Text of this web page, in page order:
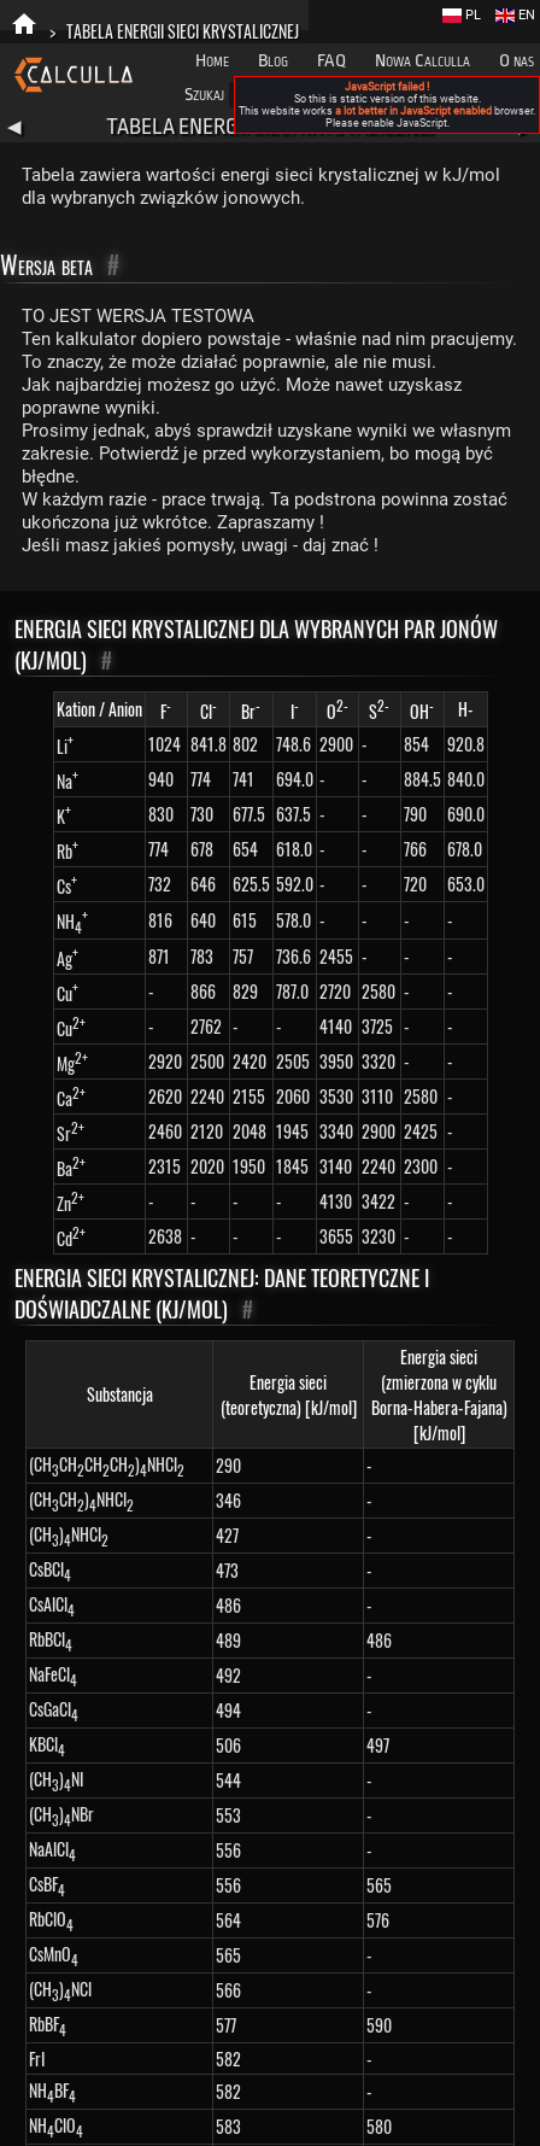
> TABELA ENERGII SIECI KRYSTALICZNEJ
Home Blog FAQ Nowa Calculla
O nas
Szukaj
Kategorie
EN
PL
◀ TABELA ENERGII SIECI KRYSTALICZNEJ
Tabela zawiera wartości energi sieci krystalicznej w kJ/mol
dla wybranych związków jonowych.
Wersja beta #
TO JEST WERSJA TESTOWA
Ten kalkulator dopiero powstaje - właśnie nad nim pracujemy.
To znaczy, że może działać poprawnie, ale nie musi.
Jak najbardziej możesz go użyć. Może nawet uzyskasz
poprawne wyniki.
Prosimy jednak, abyś sprawdził uzyskane wyniki we własnym
zakresie. Potwierdź je przed wykorzystaniem, bo mogą być
błędne.
W każdym razie - prace trwają. Ta podstrona powinna zostać
ukończona już wkrótce. Zapraszamy !
Jeśli masz jakieś pomysły, uwagi - daj znać !
ENERGIA SIECI KRYSTALICZNEJ DLA WYBRANYCH PAR JONÓW
(KJ/MOL) #
Kation / Anion F- Cl- Br- I- O2- S2- OH-
H-
Li+ 1024 841.8 802 748.6 2900 - 854
920.8
Na+ 940 774 741 694.0 - - 884.5 840.0
K+ 830 730 677.5 637.5 - - 790
690.0
Rb+ 774 678 654 618.0 - - 766
678.0
Cs+ 732 646 625.5 592.0 - - 720
653.0
NH4
+ 816 640 615 578.0 - - -
-
Ag+ 871 783 757 736.6 2455 - -
-
Cu+ - 866 829 787.0 2720 2580 -
-
Cu2+ - 2762 - - 4140 3725 -
-
Mg2+ 2920 2500 2420 2505 3950 3320 -
-
Ca2+ 2620 2240 2155 2060 3530 3110 2580 -
Sr2+ 2460 2120 2048 1945 3340 2900 2425 -
Ba2+ 2315 2020 1950 1845 3140 2240 2300 -
Zn2+ - - - - 4130 3422 -
-
Cd2+ 2638 - - - 3655 3230 - -
ENERGIA SIECI KRYSTALICZNEJ: DANE TEORETYCZNE I
DOŚWIADCZALNE (KJ/MOL) #
Substancja
Energia sieci
(teoretyczna) [kJ/mol]
Energia sieci
(zmierzona w cyklu
Borna-Habera-Fajana)
[kJ/mol]
(CH3CH2CH2CH2)4NHCl2 290
-
(CH3CH2)4NHCl2 346
-
(CH3)4NHCl2 427
-
CsBCl4 473
-
CsAlCl4 486
-
RbBCl4 489
486
NaFeCl4 492
-
CsGaCl4 494
-
KBCl4 506
497
(CH3)4NI 544
-
(CH3)4NBr 553
-
NaAlCl4 556
-
CsBF4 556
565
RbClO4 564
576
CsMnO4 565
-
(CH3)4NCl 566
-
RbBF4 577
590
FrI
582
-
NH4BF4 582
-
NH4ClO4 583
580
JavaScript failed !
So this is static version of this website.
This website works a lot better in JavaScript enabled browser.
Please enable JavaScript.